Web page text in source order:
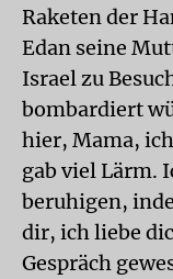
Raketen der
Edan seine
Israel zu
bombardiert
hier, Mama,
gab viel Lärm.
beruhigen,
dir, ich liebe
Gespräch